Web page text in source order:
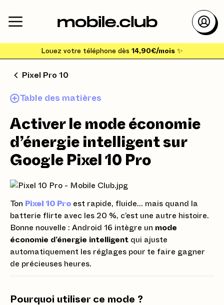
Louez votre téléphone dès 14,90€/mois ✨
Pixel Pro 10
Table des matières
Activer le mode économie
d’énergie intelligent sur
Google Pixel 10 Pro
Ton Pixel 10 Pro est rapide, fluide… mais quand la
batterie flirte avec les 20 %, c’est une autre histoire.
Bonne nouvelle : Android 16 intègre un mode
économie d’énergie intelligent qui ajuste
automatiquement les réglages pour te faire gagner
de précieuses heures.
Pourquoi utiliser ce mode ?